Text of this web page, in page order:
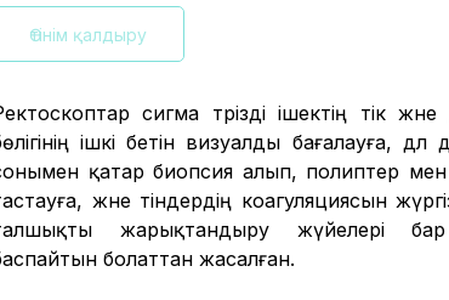
Өтінім қалдыру
сигма тәрізді ішектің тік
ішкі бетін визуалды бағалауға, дәл
қатар биопсия алып, полиптер
және тіндердің коагуляциясын
жарықтандыру жүйелері
болаттан жасалған.